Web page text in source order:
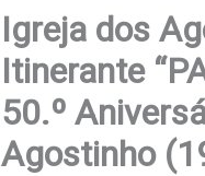
Igreja dos
Itinerante
50.º
Agostinho